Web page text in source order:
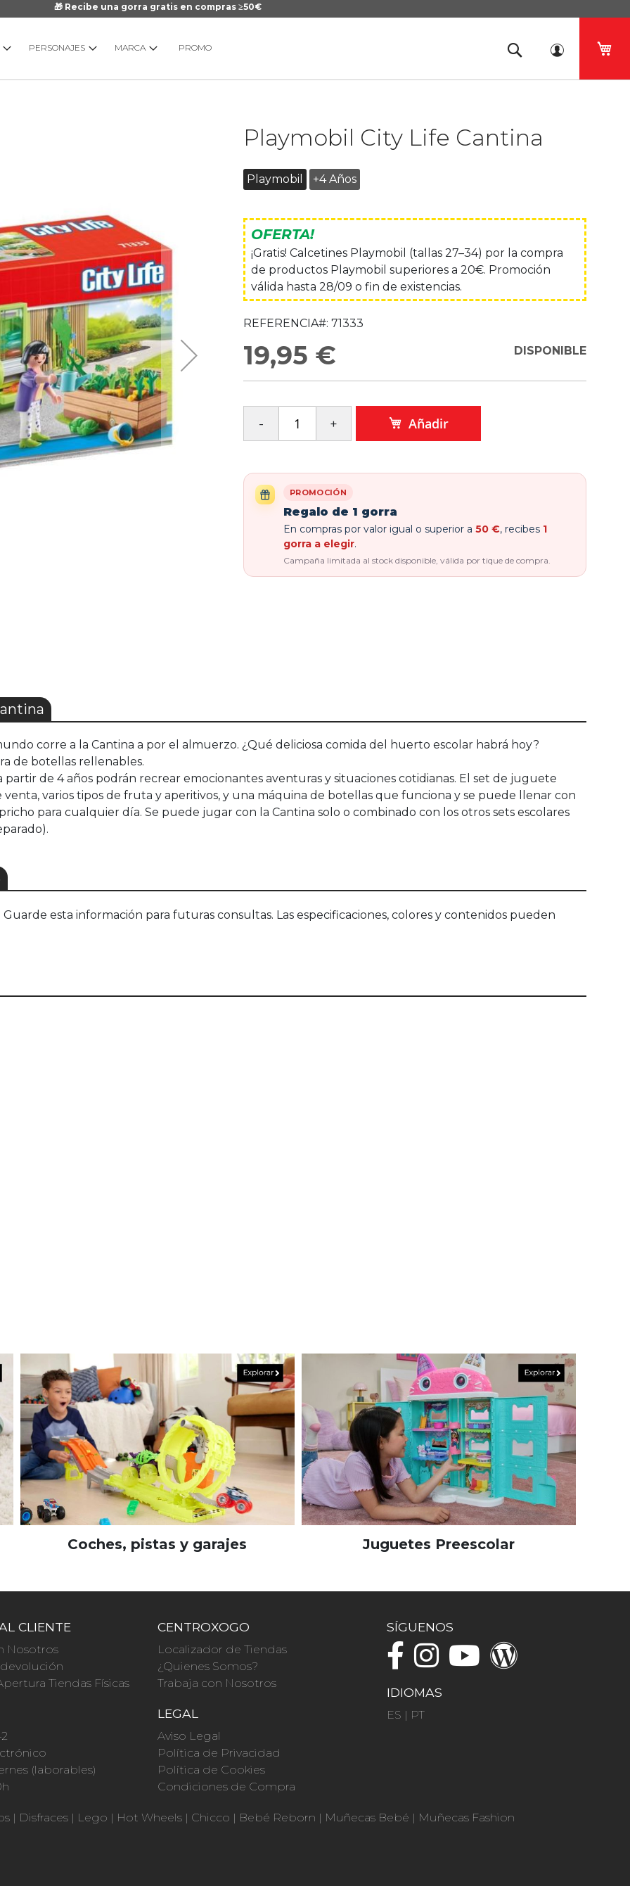
🎁 Recibe una gorra gratis en compras ≥50€
PERSONAJES MARCA PROMO
Playmobil City Life Cantina
Playmobil +4 Años
OFERTA!
¡Gratis! Calcetines Playmobil (tallas 27–34) por la compra
de productos Playmobil superiores a 20€. Promoción
válida hasta 28/09 o fin de existencias.
REFERENCIA#: 71333
19,95 € DISPONIBLE
Añadir
PROMOCIÓN
Regalo de 1 gorra
En compras por valor igual o superior a 50 €, recibes 1
gorra a elegir.
Campaña limitada al stock disponible, válida por tique de compra.
imágenes
corre a la Cantina a por el almuerzo. ¿Qué deliciosa comida del huerto escolar habrá hoy?
de botellas rellenables.
partir de 4 años podrán recrear emocionantes aventuras y situaciones cotidianas. El set de juguete
varios tipos de fruta y aperitivos, y una máquina de botellas que funciona y se puede llenar con
para cualquier día. Se puede jugar con la Cantina solo o combinado con los otros sets escolares
esta información para futuras consultas. Las especificaciones, colores y contenidos pueden
Coches, pistas y garajes Juguetes Preescolar
CLIENTE
Nosotros
Tiendas Físicas
(laborables)
CENTROXOGO
Localizador de Tiendas
¿Quienes Somos?
Trabaja con Nosotros
LEGAL
Aviso Legal
Política de Privacidad
Política de Cookies
Condiciones de Compra
SÍGUENOS
IDIOMAS
ES | PT
| Disfraces | Lego | Hot Wheels | Chicco | Bebé Reborn | Muñecas Bebé | Muñecas Fashion